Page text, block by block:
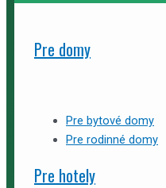
Pre domy
Pre bytové domy
Pre rodinné domy
Pre hotely